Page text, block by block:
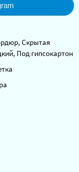
Скрытая
Под гипсокартон